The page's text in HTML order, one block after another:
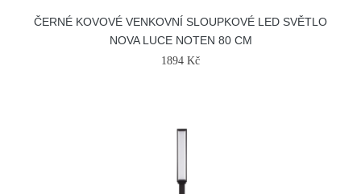
ČERNÉ KOVOVÉ VENKOVNÍ SLOUPKOVÉ LED SVĚTLO
NOVA LUCE NOTEN 80 CM
1894 Kč